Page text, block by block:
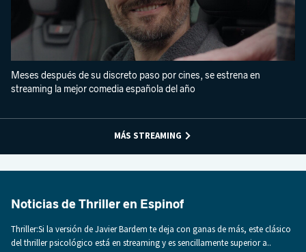
Meses después de su discreto paso por cines, se estrena en
streaming la mejor comedia española del año
MÁS STREAMING
Noticias de Thriller en Espinof
Thriller:Si la versión de Javier Bardem te deja con ganas de más, este clásico
del thriller psicológico está en streaming y es sencillamente superior a..